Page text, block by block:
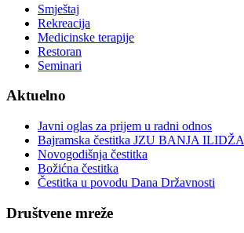
Smještaj
Rekreacija
Medicinske terapije
Restoran
Seminari
Aktuelno
Javni oglas za prijem u radni odnos
Bajramska čestitka JZU BANJA ILIDŽA
Novogodišnja čestitka
Božićna čestitka
Čestitka u povodu Dana Državnosti
Društvene mreže